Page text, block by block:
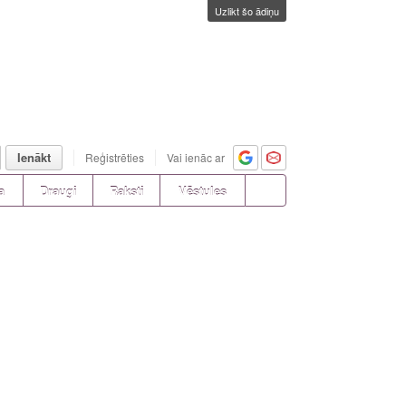
Uzlikt šo ādiņu
Ienākt Reģistrēties Vai ienāc ar
Draugi Raksti Vēstules